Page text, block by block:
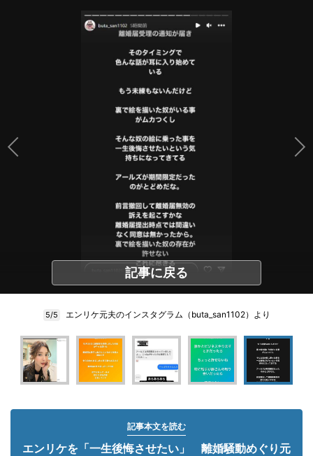
記事に戻る
5/5 エンリケ元夫のインスタグラム（buta_san1102）より
記事本文を読む
エンリケを「一生後悔させたい」 離婚騒動めぐり元